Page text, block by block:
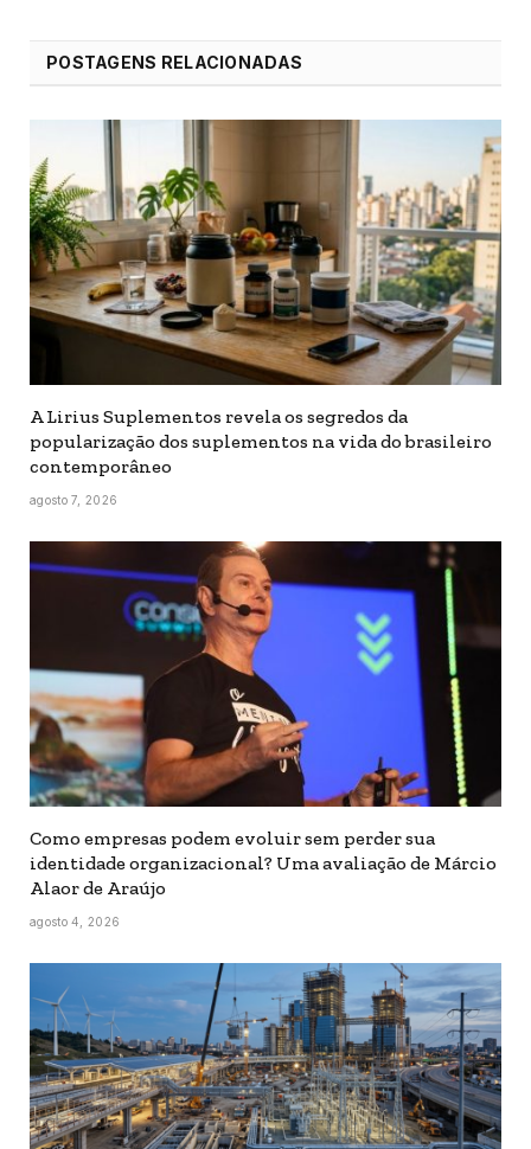
POSTAGENS RELACIONADAS
A Lirius Suplementos revela os segredos da
popularização dos suplementos na vida do brasileiro
contemporâneo
agosto 7, 2026
Como empresas podem evoluir sem perder sua
identidade organizacional? Uma avaliação de Márcio
Alaor de Araújo
agosto 4, 2026